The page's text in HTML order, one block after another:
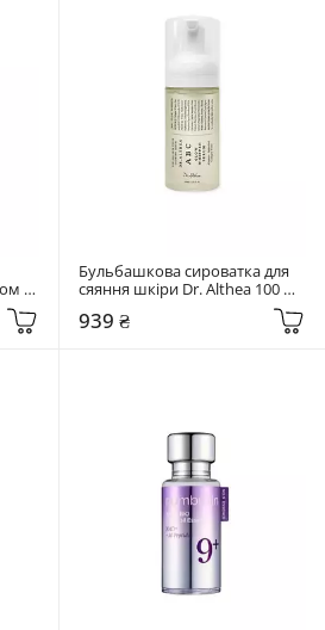
С
Бульбашкова сироватка для
сяяння шкіри Dr. Althea 100 мл
939 ₴